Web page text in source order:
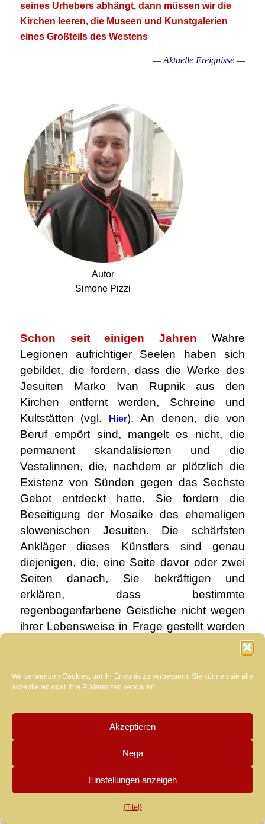
Wir verwenden Cookies, um Ihr Erlebnis zu verbessern. Sie können sie alle
akzeptieren oder Ihre Präferenzen verwalten.
Akzeptieren
Nega
Einstellungen anzeigen
{Titel}
seines Urhebers abhängt, dann müssen wir die
Kirchen leeren, die Museen und Kunstgalerien
eines Großteils des Westens
— Aktuelle Ereignisse —
Autor
Simone Pizzi
Schon seit einigen Jahren Wahre
Legionen aufrichtiger Seelen haben sich
gebildet, die fordern, dass die Werke des
Jesuiten Marko Ivan Rupnik aus den
Kirchen entfernt werden, Schreine und
Kultstätten (vgl.
Hier). An denen, die von
Beruf empört sind, mangelt es nicht, die
permanent skandalisierten und die
Vestalinnen, die, nachdem er plötzlich die
Existenz von Sünden gegen das Sechste
Gebot entdeckt hatte, Sie fordern die
Beseitigung der Mosaike des ehemaligen
slowenischen Jesuiten. Die schärfsten
Ankläger dieses Künstlers sind genau
diejenigen, die, eine Seite davor oder zwei
Seiten danach, Sie bekräftigen und
erklären, dass bestimmte
regenbogenfarbene Geistliche nicht wegen
ihrer Lebensweise in Frage gestellt werden
sollten, weil bestimmte Laster und Bräuche
Dann stellt sich unweigerlich eine Frage.:
das Marko Ivan Rupnik zugeschrieben wird,
während des sonntäglichen Angelusgebets
gehörten auch zu seinem Privatleben?
Warum, wenn das Privatleben als Grund
angeführt wird, um bestimmte Personen
jeglicher Kritik zu entziehen, Es ist schwer